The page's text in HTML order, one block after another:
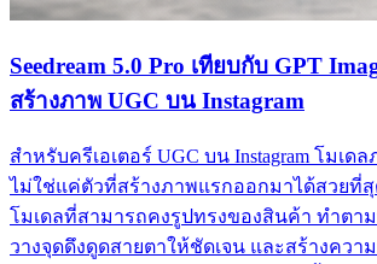
Seedream 5.0 Pro เทียบกับ GPT
สร้างภาพ UGC บน Instagram
สำหรับครีเอเตอร์ UGC บน Instagram โมเ
ไม่ใช่แค่ตัวที่สร้างภาพแรกออกมาได้สวยที่
โมเดลที่สามารถคงรูปทรงของสินค้า ทำตา
วางจุดดึงดูดสายตาให้ชัดเจน และสร้างควา